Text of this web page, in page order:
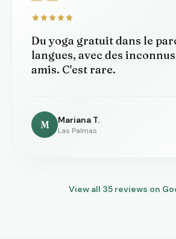
Du yoga gratuit dans le
langues, avec des
amis. C'est rare.
M Mariana T.
Las Palmas
View all 35 reviews on